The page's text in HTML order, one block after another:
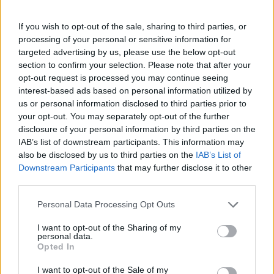
If you wish to opt-out of the sale, sharing to third parties, or
processing of your personal or sensitive information for
targeted advertising by us, please use the below opt-out
section to confirm your selection. Please note that after your
opt-out request is processed you may continue seeing
interest-based ads based on personal information utilized by
us or personal information disclosed to third parties prior to
your opt-out. You may separately opt-out of the further
disclosure of your personal information by third parties on the
IAB’s list of downstream participants. This information may
also be disclosed by us to third parties on the IAB’s List of
Downstream Participants that may further disclose it to other
Personal Data Processing Opt Outs
I want to opt-out of the Sharing of my
personal data.
Opted In
I want to opt-out of the Sale of my
Tra le protagoniste della nuova stagione di
GialloZafferano,Ludovica “Lulù” Gargari– già chef
creator del brand – diventa Ambassador ufficiale di
GialloZafferano. Il percorso di crescita di Lulù, prima
diplomata Alma e poi creator sui social, insieme a
GialloZafferano rappresenta un modo contemporaneo
di fare cucina: colorata, sana, concreta e vicina alla vita
reale. Lulù, che fa parte del roster di Zenzero Talent
Agency, sarà anche il volto del format Un piatto
bilanciato, in cui – affiancata da una nutrizionista –
insegnerà a comporre piatti equilibrati senza rinunciare
al gusto. Il progetto si inserisce nell’ambito del progetto
area di contenuti web e social dedicata ad
approfondimenti nutrizionali e ai nuovi stili alimentari
degli italiani, che include anche le nuove collaborazioni
social con il medico
Stavolone.